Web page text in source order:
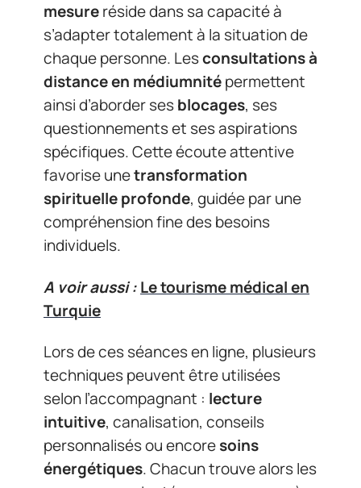
mesureréside dans sa capacité à
s’adapter totalement à la situation de
chaque personne. Lesconsultations à
distance en médiumnitépermettent
ainsi d’aborder sesblocages, ses
questionnements et ses aspirations
spécifiques. Cette écoute attentive
favorise unetransformation
spirituelle profonde, guidée par une
compréhension fine des besoins
individuels.
A voir aussi :Le tourisme médical en
Turquie
Lors de ces séances en ligne, plusieurs
techniques peuvent être utilisées
selon l’accompagnant : lecture
intuitive, canalisation, conseils
personnalisés ou encoresoins
énergétiques. Chacun trouve alors les